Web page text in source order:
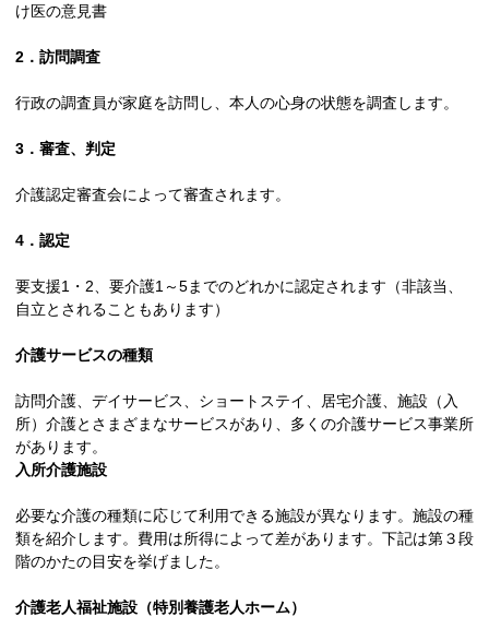
け医の意見書
2．訪問調査
行政の調査員が家庭を訪問し、本人の心身の状態を調査します。
3．審査、判定
介護認定審査会によって審査されます。
4．認定
要支援1・2、要介護1～5までのどれかに認定されます（非該当、
自立とされることもあります）
介護サービスの種類
訪問介護、デイサービス、ショートステイ、居宅介護、施設（入
所）介護とさまざまなサービスがあり、多くの介護サービス事業所
があります。
入所介護施設
必要な介護の種類に応じて利用できる施設が異なります。施設の種
類を紹介します。費用は所得によって差があります。下記は第３段
階のかたの目安を挙げました。
介護老人福祉施設（特別養護老人ホーム）